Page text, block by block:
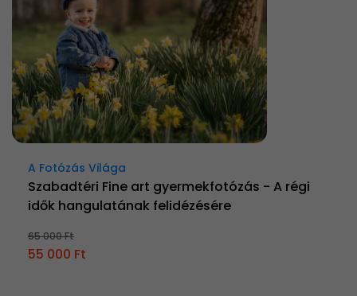
A Fotózás Világa
Szabadtéri Fine art gyermekfotózás - A régi
idők hangulatának felidézésére
65 000 Ft
55 000 Ft